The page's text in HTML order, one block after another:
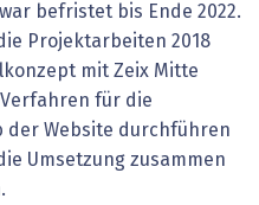
befristet bis Ende 2022.
Projektarbeiten 2018
mit Zeix Mitte
Verfahren für die
der Website durchführen
Umsetzung zusammen